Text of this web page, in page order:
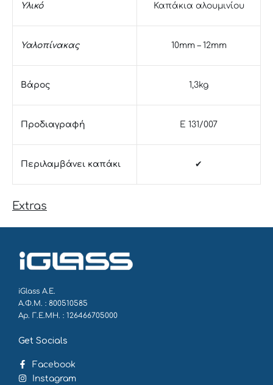
Υλικό Καπάκια αλουμινίου
Υαλοπίνακας 10mm – 12mm
Βάρος 1,3kg
Προδιαγραφή E 131/007
Περιλαμβάνει καπάκι ✔
Extras
iGlass Α.Ε.
Α.Φ.Μ. : 800510585
Αρ. Γ.Ε.ΜΗ. : 126466705000
Get Socials
Facebook
Instagram